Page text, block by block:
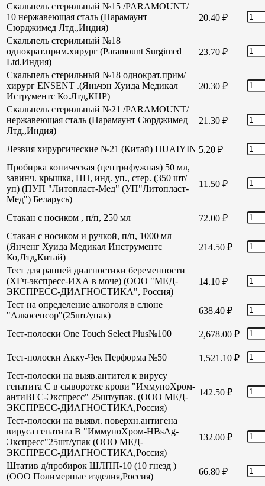
Скальпель стерильный №15 /PARAMOUNT/
10 нержавеющая сталь (Парамаунт
Сюрджимед Лтд.,Индия)
20.40 ₽
Скальпель стерильный №18
однократ.прим.хирург (Paramount Surgimed
Ltd.Индия)
23.70 ₽
Скальпель стерильный №18 однократ.прим/
хирург ENSENT .(Яньчэн Хуида Медикал
Иструментс Ко.Лтд,КНР)
20.30 ₽
Скальпель стерильный №21 /PARAMOUNT/
нержавеющая сталь (Парамаунт Сюрджимед
Лтд.,Индия)
21.30 ₽
Лезвия хирургические №21 (Китай) HUAIYIN 5.20 ₽
Пробирка коническая (центрифужная) 50 мл,
завинч. крышка, ПП, инд. уп., стер. (350 шт/
уп) (ПУП "Литопласт-Мед" (УП"Литопласт-
Мед") Беларусь)
11.50 ₽
Стакан с носиком , п/п, 250 мл 72.00 ₽
Стакан с носиком и ручкой, п/п, 1000 мл
(Янченг Хуида Медикал Инструментс
Ко,Лтд,Китай)
214.50 ₽
Тест для ранней диагностики беременности
(ХГч-экспресс-ИХА в моче) (ООО "МЕД-
ЭКСПРЕСС-ДИАГНОСТИКА", Россия)
14.10 ₽
Тест на определение алкоголя в слюне
"Алкосенсор"(25шт/упак)
638.40 ₽
Тест-полоски One Touch Select Plus№100 2,678.00 ₽
Тест-полоски Акку-Чек Перформа №50 1,521.10 ₽
Тест-полоски на выяв.антител к вирусу
гепатита С в сыворотке крови "ИммуноХром-
антиВГС-Экспресс" 25шт/упак. (ООО МЕД-
ЭКСПРЕСС-ДИАГНОСТИКА,Россия)
142.50 ₽
Тест-полоски на выявл. поверхн.антигена
вируса гепатита В "ИммуноХром-HBsAg-
Экспресс"25шт/упак (ООО МЕД-
ЭКСПРЕСС-ДИАГНОСТИКА,Россия)
132.00 ₽
Штатив д/пробирок ШЛПП-10 (10 гнезд )
(ООО Полимерные изделия,Россия)
66.80 ₽